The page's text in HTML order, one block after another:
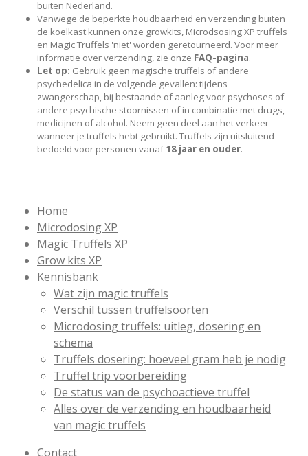
buiten Nederland.
Vanwege de beperkte houdbaarheid en verzending buiten
de koelkast kunnen onze growkits, Microdsosing XP truffels
en Magic Truffels 'niet' worden geretourneerd. Voor meer
informatie over verzending, zie onze FAQ-pagina.
Let op: Gebruik geen magische truffels of andere
psychedelica in de volgende gevallen: tijdens
zwangerschap, bij bestaande of aanleg voor psychoses of
andere psychische stoornissen of in combinatie met drugs,
medicijnen of alcohol. Neem geen deel aan het verkeer
wanneer je truffels hebt gebruikt. Truffels zijn uitsluitend
bedoeld voor personen vanaf18 jaar en ouder.
Home
Microdosing XP
Magic Truffels XP
Grow kits XP
Kennisbank
Wat zijn magic truffels
Verschil tussen truffelsoorten
Microdosing truffels: uitleg, dosering en
schema
Truffels dosering: hoeveel gram heb je nodig
Truffel trip voorbereiding
De status van de psychoactieve truffel
Alles over de verzending en houdbaarheid
van magic truffels
Contact